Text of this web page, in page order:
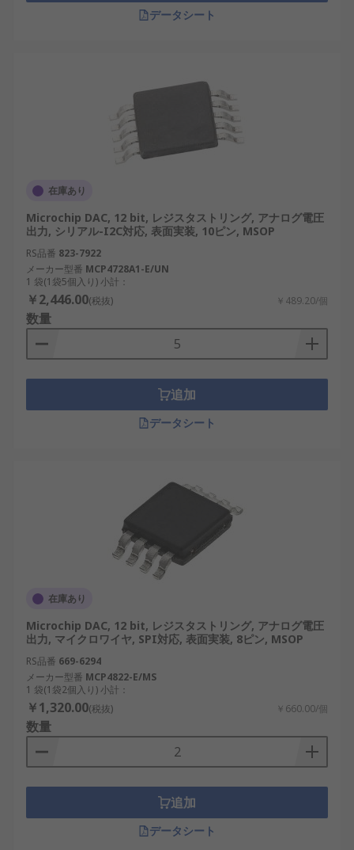
データシート
在庫あり
Microchip DAC, 12 bit, レジスタストリング, アナログ電圧
出力, シリアル-I2C対応, 表面実装, 10ピン, MSOP
RS品番 823-7922
メーカー型番 MCP4728A1-E/UN
1 袋(1袋5個入り) 小計：
￥2,446.00(税抜) ￥489.20/個
数量
追加
データシート
在庫あり
Microchip DAC, 12 bit, レジスタストリング, アナログ電圧
出力, マイクロワイヤ, SPI対応, 表面実装, 8ピン, MSOP
RS品番 669-6294
メーカー型番 MCP4822-E/MS
1 袋(1袋2個入り) 小計：
￥1,320.00(税抜) ￥660.00/個
数量
追加
データシート